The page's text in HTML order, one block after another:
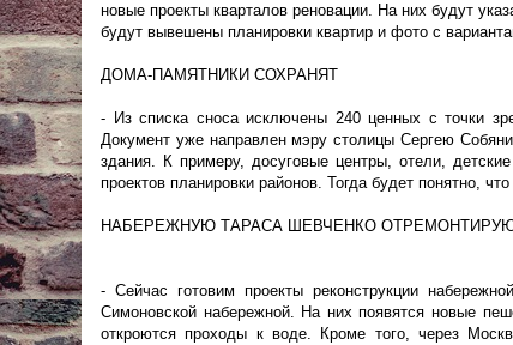
новые проекты кварталов реновации. На них будут
будут вывешены планировки квартир и фото с
ДОМА-ПАМЯТНИКИ СОХРАНЯТ
- Из списка сноса исключены 240 ценных с точки
Документ уже направлен мэру столицы Сергею
здания. К примеру, досуговые центры, отели,
проектов планировки районов. Тогда будет понятно,
НАБЕРЕЖНУЮ ТАРАСА ШЕВЧЕНКО
- Сейчас готовим проекты реконструкции
Симоновской набережной. На них появятся новые
откроются проходы к воде. Кроме того, через